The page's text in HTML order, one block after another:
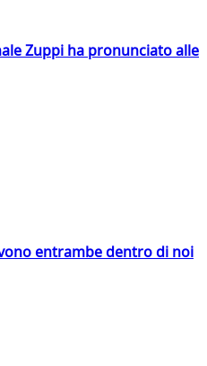
Zuppi ha pronunciato alle
entrambe dentro di noi